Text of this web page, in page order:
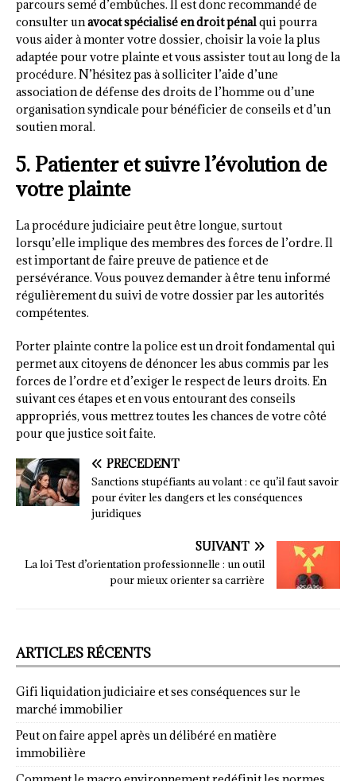
parcours semé d’embûches. Il est donc recommandé de
consulter unavocat spécialisé en droit pénalqui pourra
vous aider à monter votre dossier, choisir la voie la plus
adaptée pour votre plainte et vous assister tout au long de la
procédure. N’hésitez pas à solliciter l’aide d’une
association de défense des droits de l’homme ou d’une
organisation syndicale pour bénéficier de conseils et d’un
soutien moral.
5. Patienter et suivre l’évolution de
votre plainte
La procédure judiciaire peut être longue, surtout
lorsqu’elle implique des membres des forces de l’ordre. Il
est important de faire preuve de patience et de
persévérance. Vous pouvez demander à être tenu informé
régulièrement du suivi de votre dossier par les autorités
compétentes.
Porter plainte contre la police est un droit fondamental qui
permet aux citoyens de dénoncer les abus commis par les
forces de l’ordre et d’exiger le respect de leurs droits. En
suivant ces étapes et en vous entourant des conseils
appropriés, vous mettrez toutes les chances de votre côté
pour que justice soit faite.
PRÉCÉDENT
Sanctions stupéfiants au volant : ce qu’il faut savoir
pour éviter les dangers et les conséquences
juridiques
SUIVANT
La loi Test d’orientation professionnelle : un outil
pour mieux orienter sa carrière
ARTICLES RÉCENTS
Gifi liquidation judiciaire et ses conséquences sur le
marché immobilier
Peut on faire appel après un délibéré en matière
immobilière